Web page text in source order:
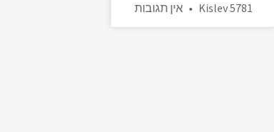
Kislev 5781
אין תגובות